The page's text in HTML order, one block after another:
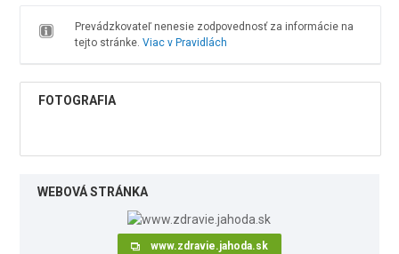
Prevádzkovateľ nenesie zodpovednosť za informácie na
tejto stránke. Viac v Pravidlách
FOTOGRAFIA
WEBOVÁ STRÁNKA
www.zdravie.jahoda.sk